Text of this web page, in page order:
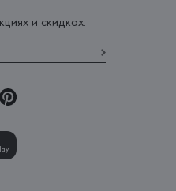
и скидках: